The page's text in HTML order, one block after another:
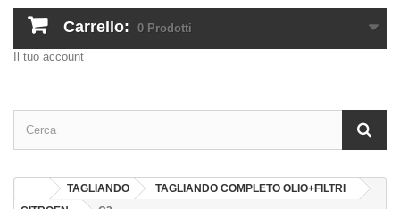
Carrello: 0 Prodotti
Il tuo account
TAGLIANDO
TAGLIANDO COMPLETO OLIO+FILTRI